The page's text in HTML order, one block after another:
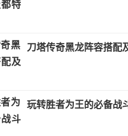
刀塔传奇黑龙阵容搭配
玩转胜者为王的必备战